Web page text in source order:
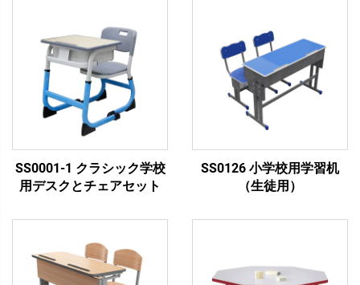
SS0001-1 クラシック学校
用デスクとチェアセット
SS0126 小学校用学習机
（生徒用）